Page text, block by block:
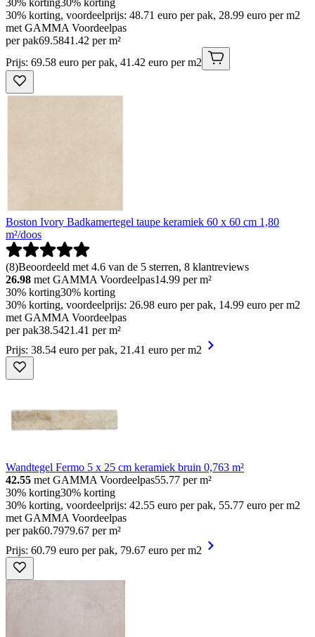
30% korting, voordeelprijs: 48.71 euro per pak, 28.99 euro per m2
met GAMMA Voordeelpas
per pak69.5841.42 per m²
Prijs: 69.58 euro per pak, 41.42 euro per m2
Boston Ivory Badkamertegel taupe keramiek 60 x 60 cm 1,80
m²/doos
(8)Beoordeeld met 4.6 van de 5 sterren, 8 klantreviews
26.98 met GAMMA Voordeelpas14.99 per m²
30% korting30% korting
30% korting, voordeelprijs: 26.98 euro per pak, 14.99 euro per m2
met GAMMA Voordeelpas
per pak38.5421.41 per m²
Prijs: 38.54 euro per pak, 21.41 euro per m2
Wandtegel Fermo 5 x 25 cm keramiek bruin 0,763 m²
42.55 met GAMMA Voordeelpas55.77 per m²
30% korting30% korting
30% korting, voordeelprijs: 42.55 euro per pak, 55.77 euro per m2
met GAMMA Voordeelpas
per pak60.7979.67 per m²
Prijs: 60.79 euro per pak, 79.67 euro per m2